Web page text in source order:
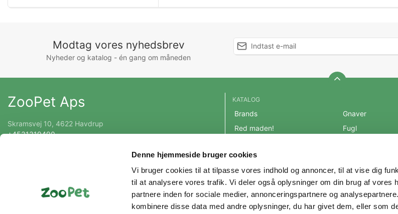
Denne hjemmeside bruger cookies
Vi bruger cookies til at tilpasse vores indhold og annoncer, til at vise dig
til at analysere vores trafik. Vi deler også oplysninger om din brug af vores
partnere inden for sociale medier, annonceringspartnere og
kombinere disse data med andre oplysninger, du har givet dem, eller som
Modtag vores nyhedsbrev
Nyheder og katalog - én gang om måneden
ZooPet Aps
Skramsvej 10, 4622 Havdrup
+4531319490
KATALOG
Brands
Red maden!
Mest populære varer
OUTLET
Hund
Kat
Gnaver
Fugl
Hest
Andre Dyr
Veterinærfoder